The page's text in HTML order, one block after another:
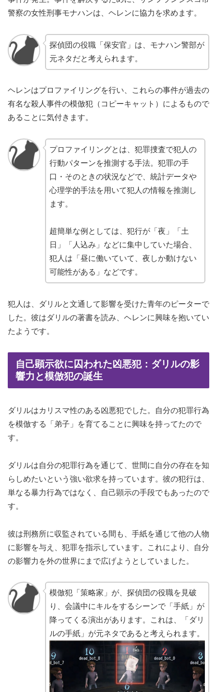
警察の女性刑事モナハンは、ヘレンに協力を求めます。
探偵団の役職「保安官」は、モナハン警部が
元ネタだと考えられます。
ヘレンはプロファイリングを行い、これらの事件が過去の
有名な殺人事件の模倣犯（コピーキャット）によるもので
あることに気付きます。
プロファイリングとは、犯罪捜査で犯人の
行動パターンを推測する手法。犯罪の手
口・そのときの状況などで、統計データや
心理学的手法を用いて犯人の情報を推測し
ます。
超簡単な例としては、犯行が「夜」「土
日」「人込み」などに集中していた場合、
犯人は「昼に働いていて、夜しか動けない
可能性がある」などです。
犯人は、ダリルと文通して影響を受けた青年のピーターで
した。彼はダリルの著書を読み、ヘレンに興味を抱いてい
たようです。
自己顕示欲に囚われた凶悪犯：ダリルの影
響力と模倣犯の誕生
ダリルはカリスマ性のある凶悪犯でした。自分の犯罪行為
を模倣する「弟子」を育てることに興味を持ってたので
す。
ダリルは自分の犯罪行為を通じて、世間に自分の存在を知
らしめたいという強い欲求を持っています。彼の犯行は、
単なる暴力行為ではなく、自己顕示の手段でもあったので
す。
彼は刑務所に収監されている間も、手紙を通じて他の人物
に影響を与え、犯罪を指示しています。これにより、自分
の影響力を外の世界にまで広げようとしていました。
模倣犯「策略家」が、探偵団の役職を見破
り、会議中にキルをするシーンで「手紙」が
降ってくる演出があります。これは、「ダリ
ルの手紙」が元ネタであると考えられます。